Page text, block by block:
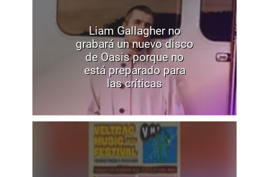
Liam Gallagher no
grabará un nuevo disco
de Oasis porque no
está preparado para
las críticas